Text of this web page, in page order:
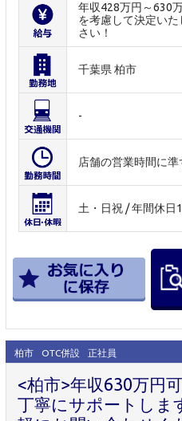
年収428万円～630
を考慮して決定い
さい！
千葉県 柏市
-
店舗の営業時間に準
土・日祝 / 年間休日
柏市 OTC併設 正社員
<柏市>年収630万円
丁寧にサポートしま